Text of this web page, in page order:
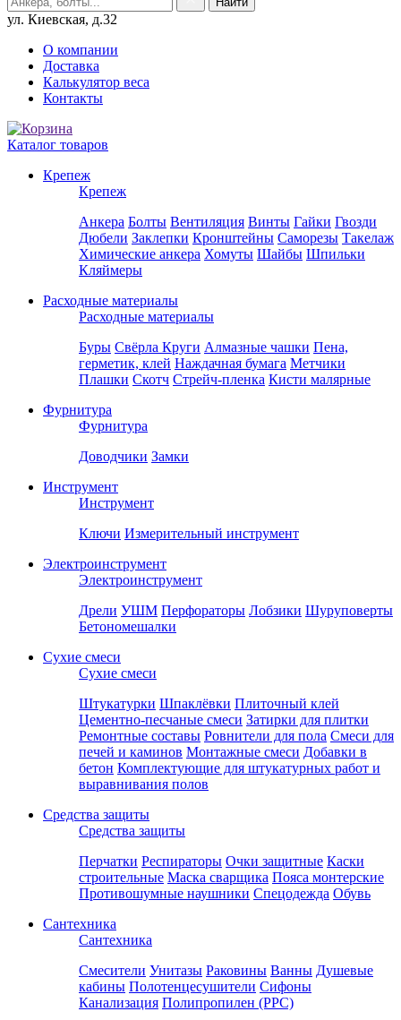
ул. Киевская, д.32
О компании
Доставка
Калькулятор веса
Контакты
Каталог товаров
Крепеж
Крепеж
Анкера Болты Вентиляция Винты Гайки Гвозди
Дюбели Заклепки Кронштейны Саморезы Такелаж
Химические анкера Хомуты Шайбы Шпильки
Кляймеры
Расходные материалы
Расходные материалы
Буры Свёрла Круги Алмазные чашки Пена,
герметик, клей Наждачная бумага Метчики
Плашки Скотч Стрейч-пленка Кисти малярные
Фурнитура
Фурнитура
Доводчики Замки
Инструмент
Инструмент
Ключи Измерительный инструмент
Электроинструмент
Электроинструмент
Дрели УШМ Перфораторы Лобзики Шуруповерты
Бетономешалки
Сухие смеси
Сухие смеси
Штукатурки Шпаклёвки Плиточный клей
Цементно-песчаные смеси Затирки для плитки
Ремонтные составы Ровнители для пола Смеси для
печей и каминов Монтажные смеси Добавки в
бетон Комплектующие для штукатурных работ и
выравнивания полов
Средства защиты
Средства защиты
Перчатки Респираторы Очки защитные Каски
строительные Маска сварщика Пояса монтерские
Противошумные наушники Спецодежда Обувь
Сантехника
Сантехника
Смесители Унитазы Раковины Ванны Душевые
кабины Полотенцесушители Сифоны
Канализация Полипропилен (PPC)